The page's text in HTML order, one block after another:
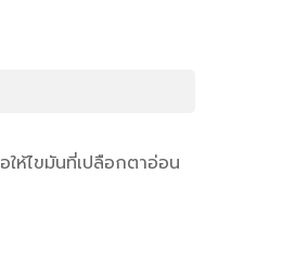
ห้ไขมันที่เปลือกตาอ่อน